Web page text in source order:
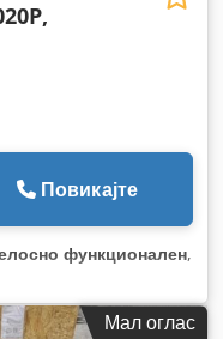
Повикајте
функционален,
Мал оглас